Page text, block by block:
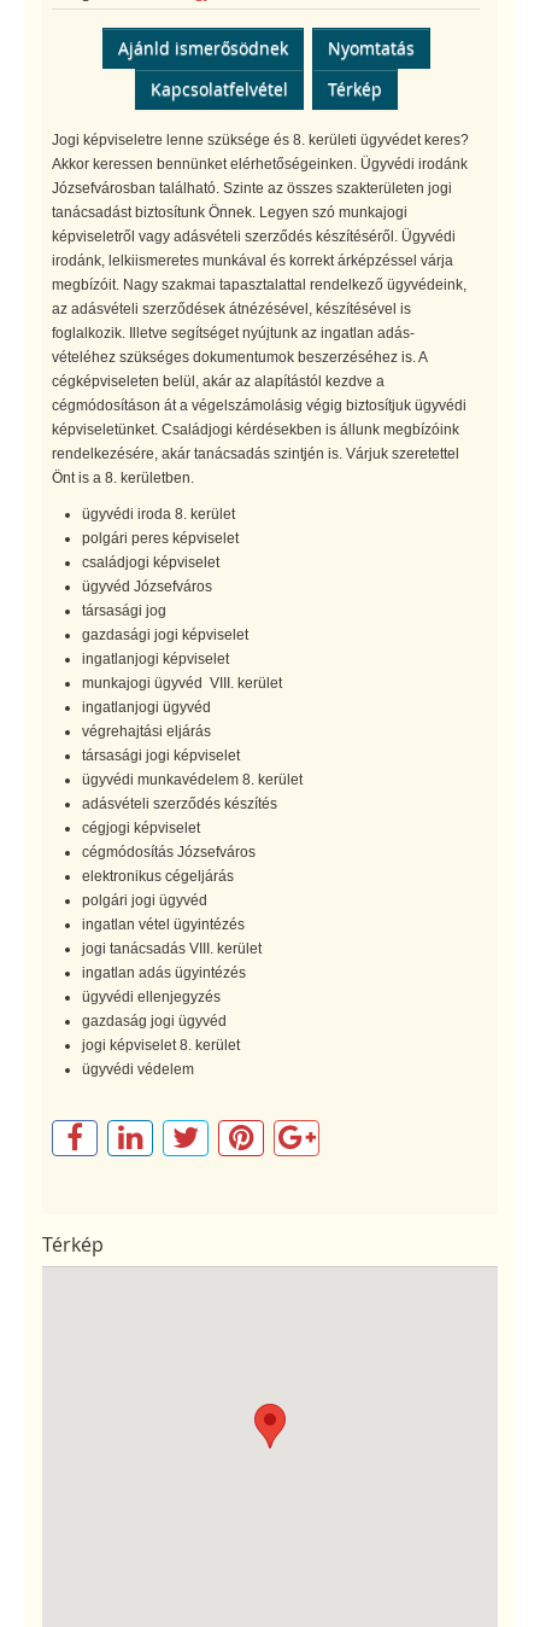
Ajánld ismerősödnek
Nyomtatás
Kapcsolatfelvétel
Térkép
Jogi képviseletre lenne szüksége és 8. kerületi ügyvédet keres?
Akkor keressen bennünket elérhetőségeinken. Ügyvédi irodánk
Józsefvárosban található. Szinte az összes szakterületen jogi
tanácsadást biztosítunk Önnek. Legyen szó munkajogi
képviseletről vagy adásvételi szerződés készítéséről. Ügyvédi
irodánk, lelkiismeretes munkával és korrekt árképzéssel várja
megbízóit. Nagy szakmai tapasztalattal rendelkező ügyvédeink,
az adásvételi szerződések átnézésével, készítésével is
foglalkozik. Illetve segítséget nyújtunk az ingatlan adás-
vételéhez szükséges dokumentumok beszerzéséhez is. A
cégképviseleten belül, akár az alapítástól kezdve a
cégmódosításon át a végelszámolásig végig biztosítjuk ügyvédi
képviseletünket. Családjogi kérdésekben is állunk megbízóink
rendelkezésére, akár tanácsadás szintjén is. Várjuk szeretettel
Önt is a 8. kerületben.
ügyvédi iroda 8. kerület
polgári peres képviselet
családjogi képviselet
ügyvéd Józsefváros
társasági jog
gazdasági jogi képviselet
ingatlanjogi képviselet
munkajogi ügyvéd VIII. kerület
ingatlanjogi ügyvéd
végrehajtási eljárás
társasági jogi képviselet
ügyvédi munkavédelem 8. kerület
adásvételi szerződés készítés
cégjogi képviselet
cégmódosítás Józsefváros
elektronikus cégeljárás
polgári jogi ügyvéd
ingatlan vétel ügyintézés
jogi tanácsadás VIII. kerület
ingatlan adás ügyintézés
ügyvédi ellenjegyzés
gazdaság jogi ügyvéd
jogi képviselet 8. kerület
ügyvédi védelem
Térkép